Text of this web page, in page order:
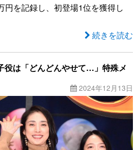
円を記録し、初登場1位を獲得し
続きを読む
役は「どんどんやせて…」特殊メ
2024年12月13日